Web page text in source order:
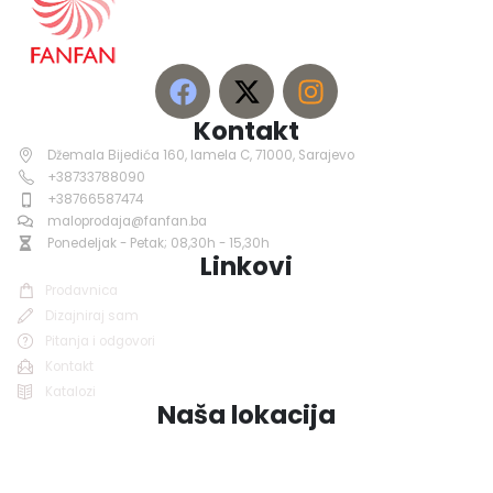
Kontakt
Džemala Bijedića 160, lamela C, 71000, Sarajevo
+38733788090
+38766587474
maloprodaja@fanfan.ba
Ponedeljak - Petak; 08,30h - 15,30h
Linkovi
Prodavnica
Dizajniraj sam
Pitanja i odgovori
Kontakt
Katalozi
Naša lokacija